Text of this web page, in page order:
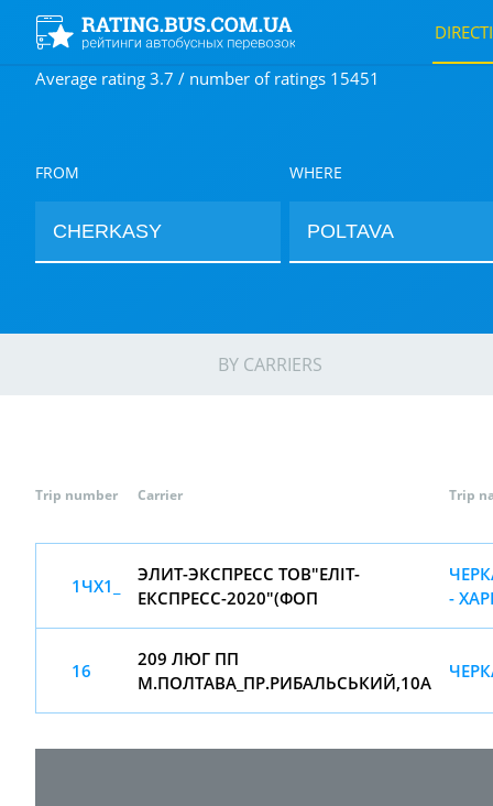
Average rating 3.7 / number of ratings 15451
FROM WHERE
BY CARRIERS
Trip number Carrier Trip
1ЧХ1_
ЭЛИТ-ЭКСПРЕСС ТОВ"ЕЛІТ-
ЕКСПРЕСС-2020"(ФОП
-
16
209 ЛЮГ ПП
М.ПОЛТАВА_ПР.РИБАЛЬСЬКИЙ,10А